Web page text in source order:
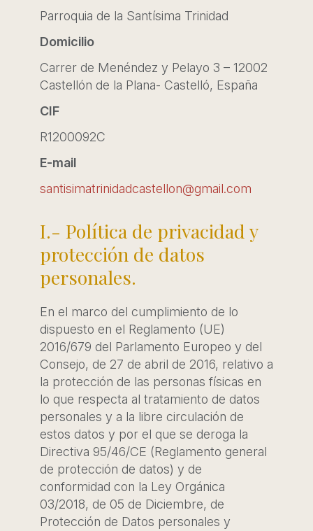
Parroquia de la Santísima Trinidad
Domicilio
Carrer de Menéndez y Pelayo 3 – 12002
Castellón de la Plana- Castelló, España
CIF
R1200092C
E-mail
santisimatrinidadcastellon@gmail.com
I.- Política de privacidad y
protección de datos
personales.
En el marco del cumplimiento de lo
dispuesto en el Reglamento (UE)
2016/679 del Parlamento Europeo y del
Consejo, de 27 de abril de 2016, relativo a
la protección de las personas físicas en
lo que respecta al tratamiento de datos
personales y a la libre circulación de
estos datos y por el que se deroga la
Directiva 95/46/CE (Reglamento general
de protección de datos) y de
conformidad con la Ley Orgánica
03/2018, de 05 de Diciembre, de
Protección de Datos personales y